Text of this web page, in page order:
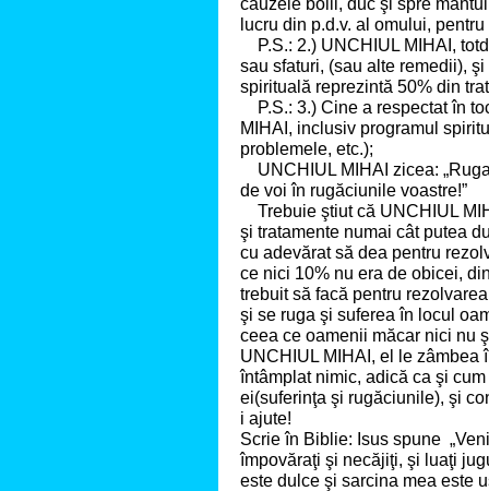
lucru din p.d.v. al omului,
P.S.: 2.) UNCHIUL MIHAI,
sau sfaturi, (sau alte remedii),
spirituală reprezintă 50% din
P.S.: 3.) Cine a respectat în
MIHAI, inclusiv programul
problemele, etc.);
UNCHIUL MIHAI zicea:
de voi în rugăciunile voastre!”
Trebuie ştiut că UNCHIUL
şi tratamente numai cât putea
cu adevărat să dea pentru
ce nici 10% nu era de obicei,
trebuit să facă pentru
şi se ruga şi suferea în locul
ceea ce oamenii măcar nici nu
UNCHIUL MIHAI, el le zâmbea
întâmplat nimic, adică ca şi
ei(suferinţa şi rugăciunile), şi
i ajute!
Scrie în Biblie: Isus spune
împovăraţi şi necăjiţi, şi luaţi
este dulce şi sarcina mea este